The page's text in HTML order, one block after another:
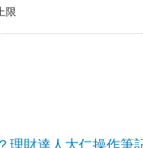
限
理財達人大仁操作筆